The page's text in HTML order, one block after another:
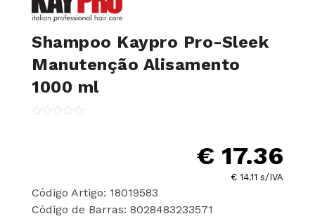
Shampoo Kaypro Pro-Sleek
Manutenção Alisamento
1000 ml
€ 17.36
€ 14.11 s/IVA
Código Artigo: 18019583
Código de Barras: 8028483233571